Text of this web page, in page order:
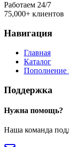
Работаем 24/7
75,000+ клиентов
Навигация
Главная
Каталог
Пополнение
Поддержка
Нужна помощь?
Наша команда